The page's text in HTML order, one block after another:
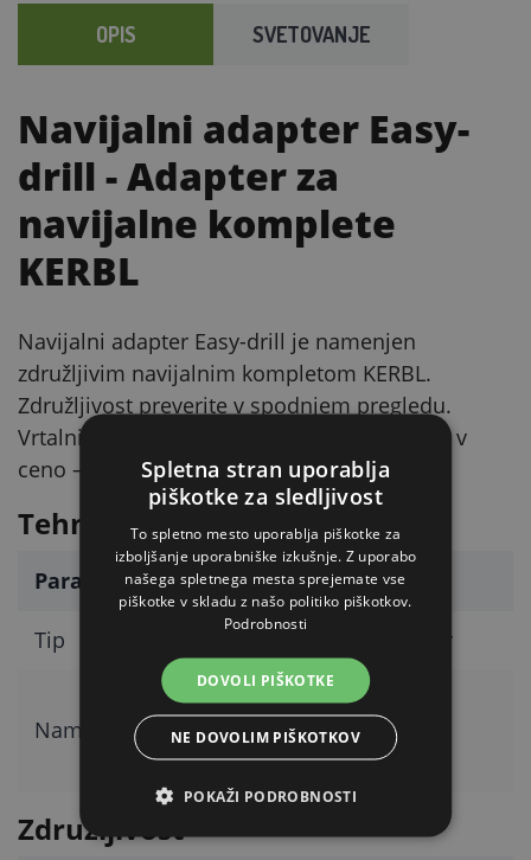
OPIS SVETOVANJE
Navijalni adapter Easy-
drill - Adapter za
navijalne komplete
KERBL
Navijalni adapter Easy-drill je namenjen
združljivim navijalnim kompletom KERBL.
Združljivost preverite v spodnjem pregledu.
Vrtalnik in navijalni komplet nista vključena v
ceno – kupite ju posebej.
Tehnični parametri
Parameter Vrednost
Tip Navijalni adapter
Namenjeno za
Izbrane navijalne
komplete KERBL
(SUPER, DUO)
Združljivost
Spletna stran uporablja
piškotke za sledljivost
To spletno mesto uporablja piškotke za
izboljšanje uporabniške izkušnje. Z uporabo
našega spletnega mesta sprejemate vse
piškotke v skladu z našo politiko piškotkov.
Podrobnosti
DOVOLI PIŠKOTKE
NE DOVOLIM PIŠKOTKOV
POKAŽI PODROBNOSTI